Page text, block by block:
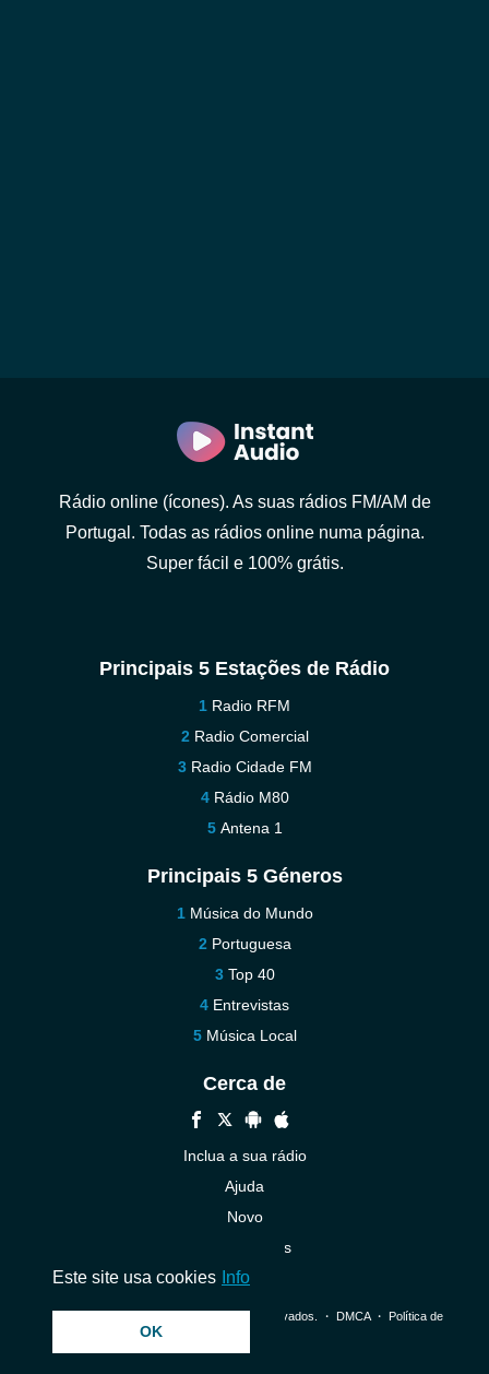
Rádio online (ícones). As suas rádios FM/AM de
Portugal. Todas as rádios online numa página.
Super fácil e 100% grátis.
Principais 5 Estações de Rádio
Radio RFM
Radio Comercial
Radio Cidade FM
Rádio M80
Antena 1
Principais 5 Géneros
Música do Mundo
Portuguesa
Top 40
Entrevistas
Música Local
Cerca de
Inclua a sua rádio
Ajuda
Novo
Contacte-nos
© 2026 InstantAudio. Todos os direitos reservados. ・ DMCA・ Política de
Este site usa cookies Info
OK